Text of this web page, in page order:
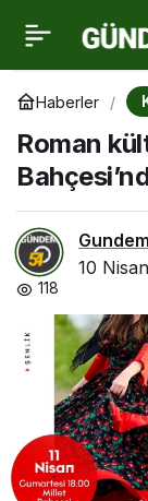
Haberler
Roman
10
118
Roman
Millet
yankılanacak